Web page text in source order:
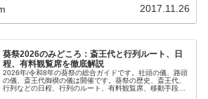
朱印、屋台や歩行者天国や交通規制などのおすすめ情報で
2017.11.26
葵祭2026のみどころ：斎王代と行列ルート、日
程、有料観覧席を徹底解説
2026年/令和8年の葵祭の総合ガイドです。社頭の儀、路頭
の儀、斎王代御禊の儀は開催です。葵祭の歴史、斎王代、
行列などの日程、行列のルート、有料観覧席、移動手段、